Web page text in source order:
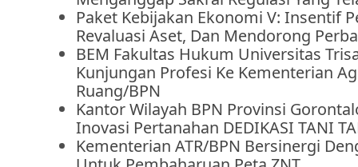
Paket Kebijakan Ekonomi V: Insentif
Revaluasi Aset, Dan Mendorong
BEM Fakultas Hukum Universitas
Kunjungan Profesi Ke Kementerian
Ruang/BPN
Kantor Wilayah BPN Provinsi
Inovasi Pertanahan DEDIKASI TANI
Kementerian ATR/BPN Bersinergi